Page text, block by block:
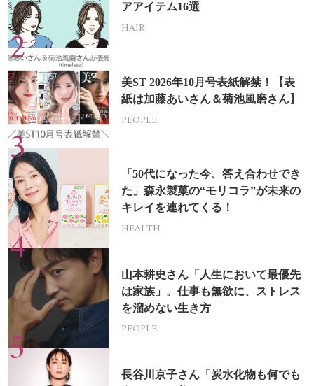
アアイテム16選
HAIR
美ST 2026年10月号表紙解禁！【表
紙は加藤あいさん＆菊池風磨さん】
PEOPLE
「50代になった今、答え合わせでき
た」森永製菓の“モリコラ”が未来の
キレイを連れてくる！
HEALTH
山本耕史さん「人生において最優先
は家族」。仕事も無欲に、ストレス
を溜めない生き方
PEOPLE
長谷川京子さん「炭水化物も何でも